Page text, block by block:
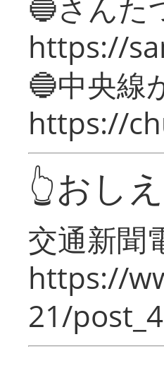
🔵さんた
https://
🔵中央線
https://
👆おし
交通新聞
https://
21/